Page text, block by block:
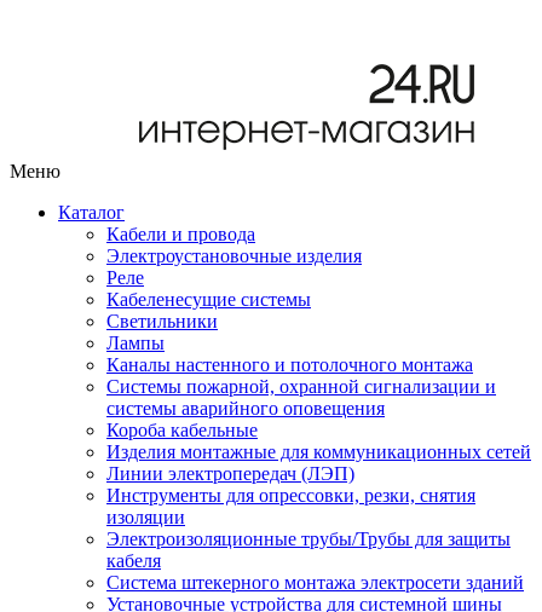
Меню
Каталог
Кабели и провода
Электроустановочные изделия
Реле
Кабеленесущие системы
Светильники
Лампы
Каналы настенного и потолочного монтажа
Системы пожарной, охранной сигнализации и
системы аварийного оповещения
Короба кабельные
Изделия монтажные для коммуникационных сетей
Линии электропередач (ЛЭП)
Инструменты для опрессовки, резки, снятия
изоляции
Электроизоляционные трубы/Трубы для защиты
кабеля
Система штекерного монтажа электросети зданий
Установочные устройства для системной шины